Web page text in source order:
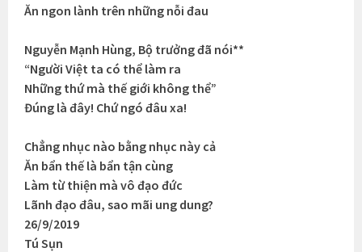
Ăn ngon lành trên những nỗi đau
Nguyễn Mạnh Hùng, Bộ trưởng đã nói**
“Người Việt ta có thể làm ra
Những thứ mà thế giới không thể”
Đúng là đây! Chứ ngó đâu xa!
Chẳng nhục nào bằng nhục này cả
Ăn bẩn thế là bẩn tận cùng
Làm từ thiện mà vô đạo đức
Lãnh đạo đâu, sao mãi ung dung?
26/9/2019
Tú Sụn